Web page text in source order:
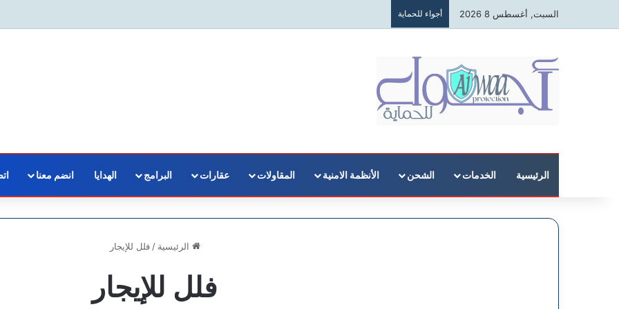
السبت, أغسطس 8 2026 أجواء للحماية
الرئيسية الخدمات الشحن الأنظمة الامنية المقاولات عقارات البرامج الهدايا انضم معنا
الرئيسية / فلل للإيجار
فلل للإيجار